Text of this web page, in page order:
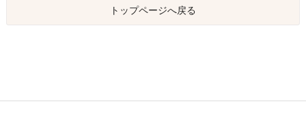
トップページへ戻る